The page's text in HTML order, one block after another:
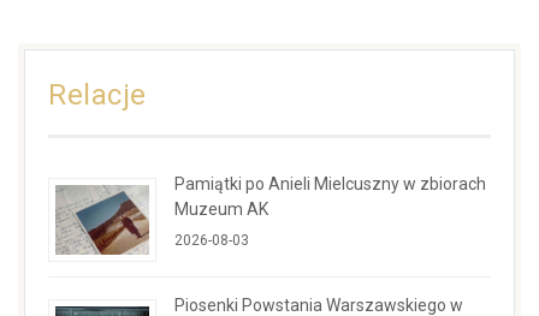
Relacje
Pamiątki po Anieli Mielcuszny w zbiorach
Muzeum AK
2026-08-03
Piosenki Powstania Warszawskiego w